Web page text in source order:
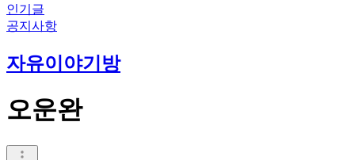
인기글
공지사항
자유이야기방
오운완